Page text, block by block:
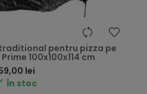
pentru pizza pe
100x100x114 cm
lei
În stoc